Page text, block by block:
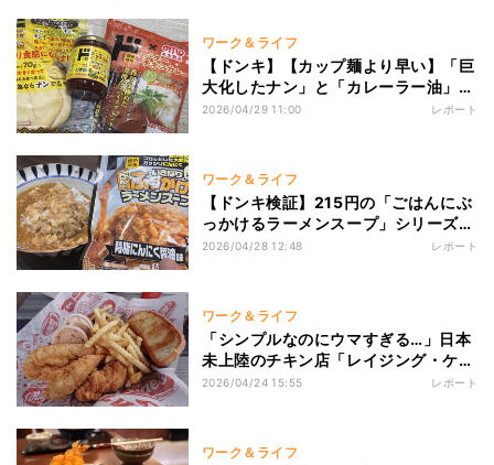
ワーク＆ライフ
【ドンキ】【カップ麺より早い】「巨
大化したナン」と「カレーラー油」を
合わせたら、"悪魔のカレーアヒージ
2026/04/29 11:00 レポート
ワーク＆ライフ
【ドンキ検証】215円の「ごはんにぶ
っかけるラーメンスープ」シリーズを
白米にかけたら、「ラーメン屋のあの
2026/04/28 12:48 レポート
ワーク＆ライフ
「シンプルなのにウマすぎる…」日本
未上陸のチキン店「レイジング・ケイ
ンズ」、アメリカで行列ができる理由
2026/04/24 15:55 レポート
ワーク＆ライフ